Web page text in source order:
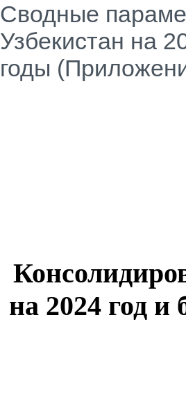
Сводные
Узбекистан на
годы
на 2024 год